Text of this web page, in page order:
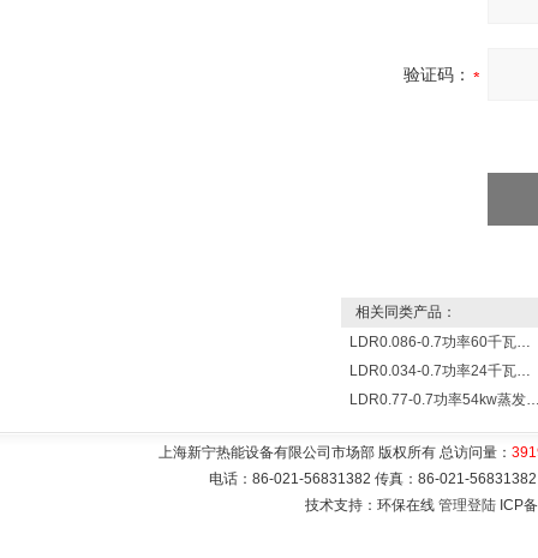
验证码：
相关同类产品：
LDR0.086-0.7功率60千瓦蒸发量86公斤/小时电锅炉
LDR0.034-0.7功率24千瓦蒸发量34公斤/小时电蒸汽锅炉
LDR0.77-0.7功率54kw蒸发量
上海新宁热能设备有限公司市场部 版权所有 总访问量：
电话：86-021-56831382 传真：86-021-
技术支持：环保在线 管理登陆 ICP